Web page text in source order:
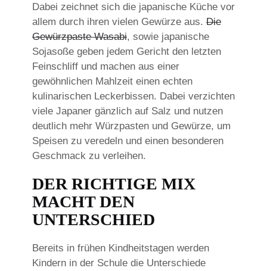
Dabei zeichnet sich die japanische Küche vor
allem durch ihren vielen Gewürze aus. Die
Gewürzpaste Wasabi, sowie japanische
Sojasoße geben jedem Gericht den letzten
Feinschliff und machen aus einer
gewöhnlichen Mahlzeit einen echten
kulinarischen Leckerbissen. Dabei verzichten
viele Japaner gänzlich auf Salz und nutzen
deutlich mehr Würzpasten und Gewürze, um
Speisen zu veredeln und einen besonderen
Geschmack zu verleihen.
DER RICHTIGE MIX
MACHT DEN
UNTERSCHIED
Bereits in frühen Kindheitstagen werden
Kindern in der Schule die Unterschiede